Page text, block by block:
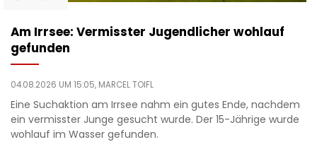
Am Irrsee: Vermisster Jugendlicher wohlauf
gefunden
04.08.2026 UM 15:05, MARCEL TOIFL
Eine Suchaktion am Irrsee nahm ein gutes Ende, nachdem
ein vermisster Junge gesucht wurde. Der 15-Jährige wurde
wohlauf im Wasser gefunden.